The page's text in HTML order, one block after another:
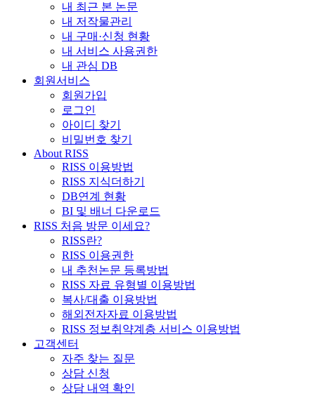
내 최근 본 논문
내 저작물관리
내 구매·신청 현황
내 서비스 사용권한
내 관심 DB
회원서비스
회원가입
로그인
아이디 찾기
비밀번호 찾기
About RISS
RISS 이용방법
RISS 지식더하기
DB연계 현황
BI 및 배너 다운로드
RISS 처음 방문 이세요?
RISS란?
RISS 이용권한
내 추천논문 등록방법
RISS 자료 유형별 이용방법
복사/대출 이용방법
해외전자자료 이용방법
RISS 정보취약계층 서비스 이용방법
고객센터
자주 찾는 질문
상담 신청
상담 내역 확인